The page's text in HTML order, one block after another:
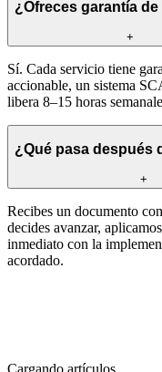
¿Ofreces garantía
+
Sí. Cada servicio tiene
accionable, un sistema
libera 8–15 horas
¿Qué pasa después
+
Recibes un documento
decides avanzar,
inmediato con la
acordado.
Cargando artículos...